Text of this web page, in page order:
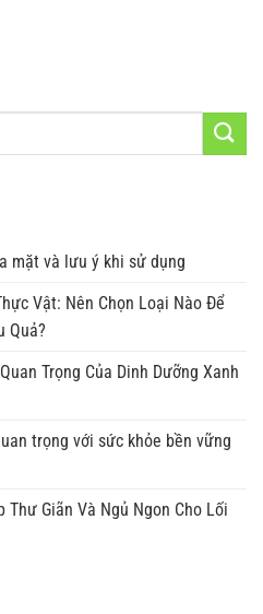
mặt và lưu ý khi sử dụng
Vật: Nên Chọn Loại Nào Để
Quả?
Trọng Của Dinh Dưỡng Xanh
trọng với sức khỏe bền vững
Thư Giãn Và Ngủ Ngon Cho Lối